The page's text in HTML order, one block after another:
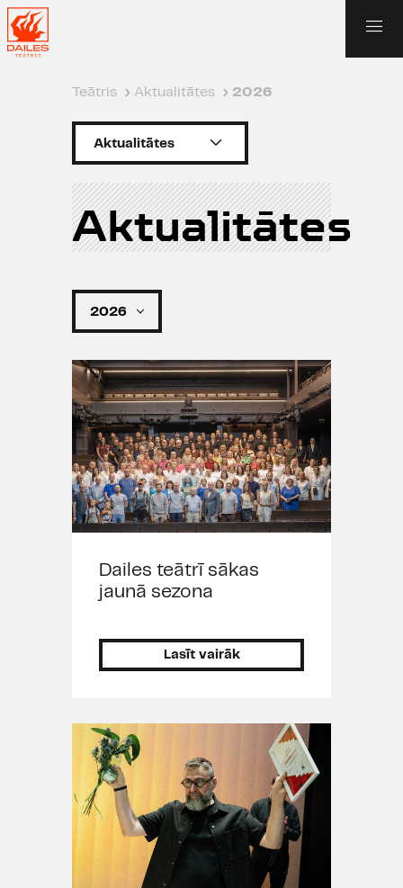
Teātris › Aktualitātes › 2026
Aktualitātes
Aktualitātes
Dailes teātrī sākas
jaunā sezona
Lasīt vairāk